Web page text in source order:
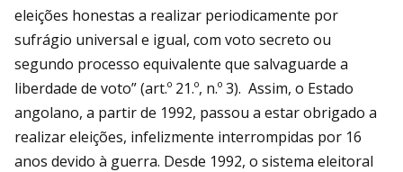
eleições honestas a realizar periodicamente por
sufrágio universal e igual, com voto secreto ou
segundo processo equivalente que salvaguarde a
liberdade de voto” (art.º 21.º, n.º 3). Assim, o Estado
angolano, a partir de 1992, passou a estar obrigado a
realizar eleições, infelizmente interrompidas por 16
anos devido à guerra. Desde 1992, o sistema eleitoral